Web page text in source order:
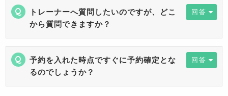
トレーナーへ質問したいのですが、どこ
から質問できますか？
回答
予約を入れた時点ですぐに予約確定とな
るのでしょうか？
回答